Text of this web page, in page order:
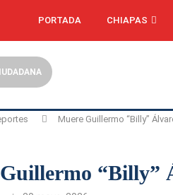
PORTADA CHIAPAS
Muere Guillermo “Billy”
“Billy”